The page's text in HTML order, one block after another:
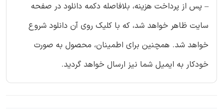
– پس از پرداخت هزینه، بلافاصله دکمه دانلود در صفحه
سایت ظاهر خواهد شد، که با کلیک روی آن دانلود شروع
خواهد شد. همچنین برای اطمینان، محصول به صورت
خودکار به ایمیل شما نیز ارسال خواهد گردید.